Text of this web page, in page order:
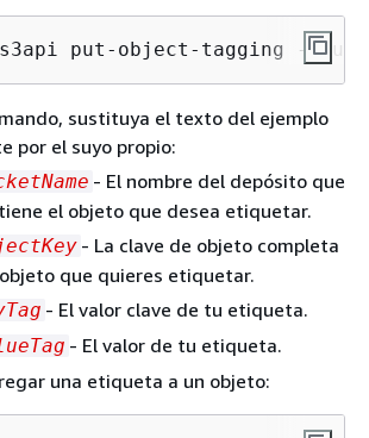
s3api put-object-tagging --
sustituya el texto del ejemplo
por el suyo propio:
- El nombre del depósito que
el objeto que desea etiquetar.
- La clave de objeto completa
que quieres etiquetar.
- El valor clave de tu etiqueta.
- El valor de tu etiqueta.
una etiqueta a un objeto: